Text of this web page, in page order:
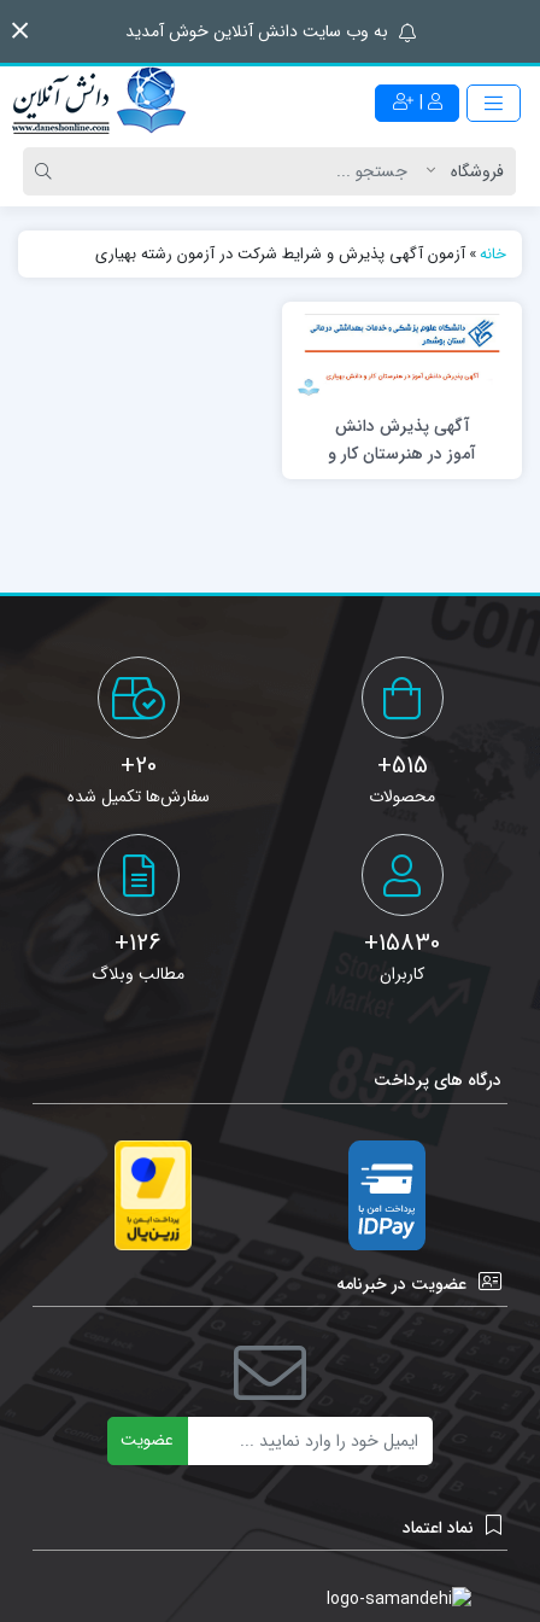
به وب سایت دانش آنلاین خوش آمدید
|
خانه»آزمون آگهی پذیرش و شرایط شرکت در آزمون رشته بهیاری
آگهی پذیرش دانش
آموز در هنرستان کار و
دانش بهیاری
515+
محصولات
20+
سفارش‌ها تکمیل شده
15830+
کاربران
126+
مطالب وبلاگ
درگاه های پرداخت
عضویت در خبرنامه
عضویت
نماد اعتماد